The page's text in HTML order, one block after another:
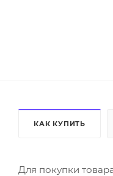
КАК КУПИТЬ
Для покупки